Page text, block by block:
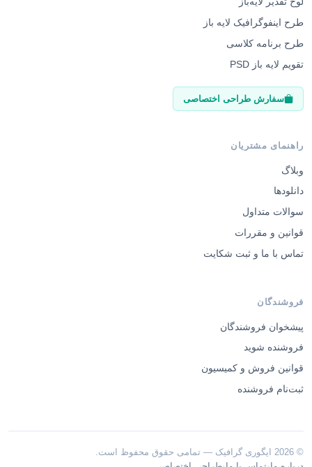
طرح اینفوگرافیک لایه باز
طرح برنامه کلاسی
تقویم لایه باز PSD
سفارش طراحی اختصاصی
راهنمای مشتریان
وبلاگ
دانلودها
سوالات متداول
قوانین و مقررات
تماس با ما و ثبت شکایت
فروشندگان
پیشخوان فروشندگان
فروشنده شوید
قوانین فروش و کمیسیون
ثبت‌نام فروشنده
© 2026 ایگوری گرافیک — تمامی حقوق محفوظ است.